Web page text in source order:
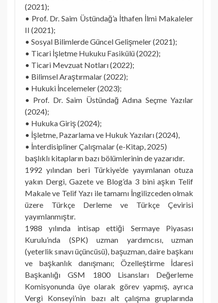
(2021);
• Prof. Dr. Saim Üstündağ’a İthafen İlmi Makaleler
II (2021);
• Sosyal Bilimlerde Güncel Gelişmeler (2021);
• Ticari İşletme Hukuku Fasikülü (2022);
• Ticari Mevzuat Notları (2022);
• Bilimsel Araştırmalar (2022);
• Hukuki İncelemeler (2023);
• Prof. Dr. Saim Üstündağ Adına Seçme Yazılar
(2024);
• Hukuka Giriş (2024);
• İşletme, Pazarlama ve Hukuk Yazıları (2024),
• İnterdisipliner Çalışmalar (e-Kitap, 2025)
başlıklı kitapların bazı bölümlerinin de yazarıdır.
1992 yılından beri Türkiye’de yayımlanan otuza
yakın Dergi, Gazete ve Blog’da 3 bini aşkın Telif
Makale ve Telif Yazı ile tamamı İngilizceden olmak
üzere Türkçe Derleme ve Türkçe Çevirisi
yayımlanmıştır.
1988 yılında intisap ettiği Sermaye Piyasası
Kurulu’nda (SPK) uzman yardımcısı, uzman
(yeterlik sınavı üçüncüsü), başuzman, daire başkanı
ve başkanlık danışmanı; Özelleştirme İdaresi
Başkanlığı GSM 1800 Lisansları Değerleme
Komisyonunda üye olarak görev yapmış, ayrıca
Vergi Konseyi’nin bazı alt çalışma gruplarında